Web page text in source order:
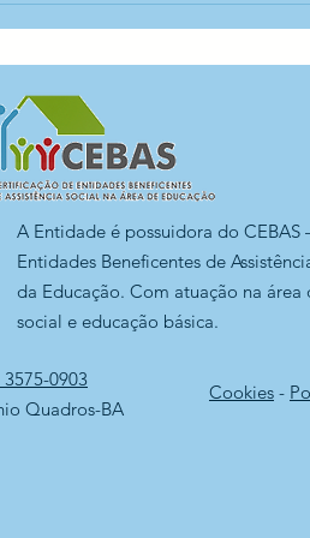
Damas! —
Nazarena
3575-0903
Quadros-BA
Cookies -
A Entidade é possuidora do CEBAS
Entidades Beneficentes de
da Educação. Com atuação na área
social e educação básica.